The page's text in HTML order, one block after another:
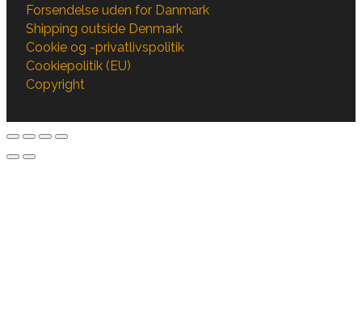
Forsendelse uden for Danmark
Shipping outside Denmark
Cookie og -privatlivspolitik
Cookiepolitik (EU)
Copyright